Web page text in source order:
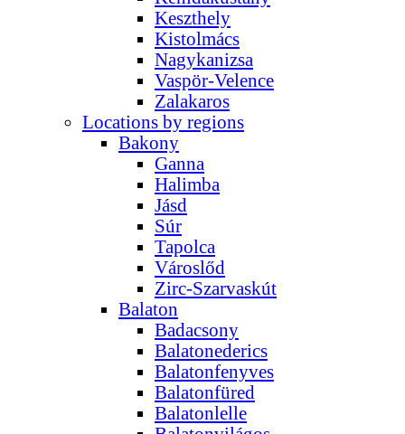
Keszthely
Kistolmács
Nagykanizsa
Vaspör-Velence
Zalakaros
Locations by regions
Bakony
Ganna
Halimba
Jásd
Súr
Tapolca
Városlőd
Zirc-Szarvaskút
Balaton
Badacsony
Balatonederics
Balatonfenyves
Balatonfüred
Balatonlelle